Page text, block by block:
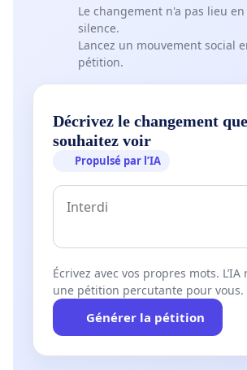
Le changement n'a pas lieu
silence.
Lancez un mouvement social
pétition.
Décrivez le changement
souhaitez voir
Propulsé par l’IA
Écrivez avec vos propres mots.
une pétition percutante pour vous.
Générer la pétition